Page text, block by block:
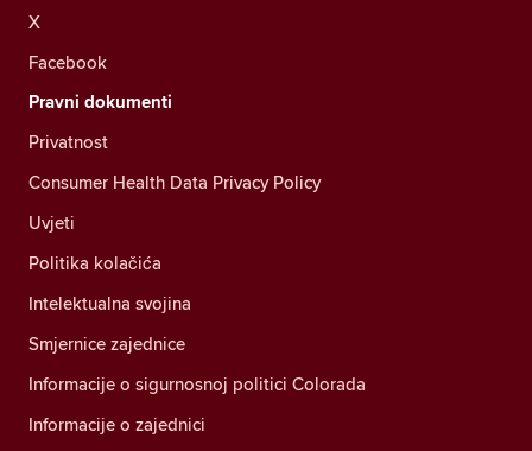
X
Facebook
Pravni dokumenti
Privatnost
Consumer Health Data Privacy Policy
Uvjeti
Politika kolačića
Intelektualna svojina
Smjernice zajednice
Informacije o sigurnosnoj politici Colorada
Informacije o zajednici